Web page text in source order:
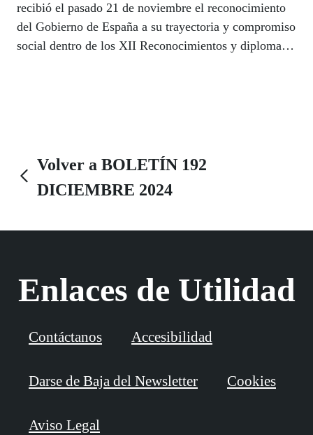
recibió el pasado 21 de noviembre el reconocimiento
del Gobierno de España a su trayectoria y compromiso
social dentro de los XII Reconocimientos y diplomas
mandato.
Volver a BOLETÍN 192
DICIEMBRE 2024
Enlaces de Utilidad
Contáctanos Accesibilidad
Darse de Baja del Newsletter Cookies
Aviso Legal